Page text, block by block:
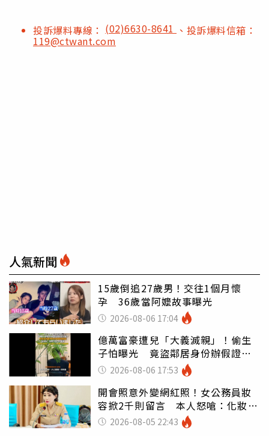
投訴爆料專線： (02)6630-8641 、投訴爆料信箱：
119@ctwant.com
人氣新聞
15歲倒追27歲男！交往1個月懷
孕 36歲當阿嬤故事曝光
2026-08-06 17:04
億萬富豪遭兒「大義滅親」！偷生
子怕曝光 竟盜鄰居身份辦假證落
戶 2026-08-06 17:53
開會照意外變網紅照！女公務員妝
容掀2千則留言 本人怒嗆：化妝有
錯嗎2026-08-05 22:43